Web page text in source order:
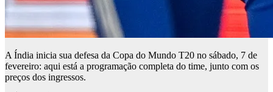
A Índia inicia sua defesa da Copa do Mundo T20 no sábado, 7 de
fevereiro: aqui está a programação completa do time, junto com os
preços dos ingressos.